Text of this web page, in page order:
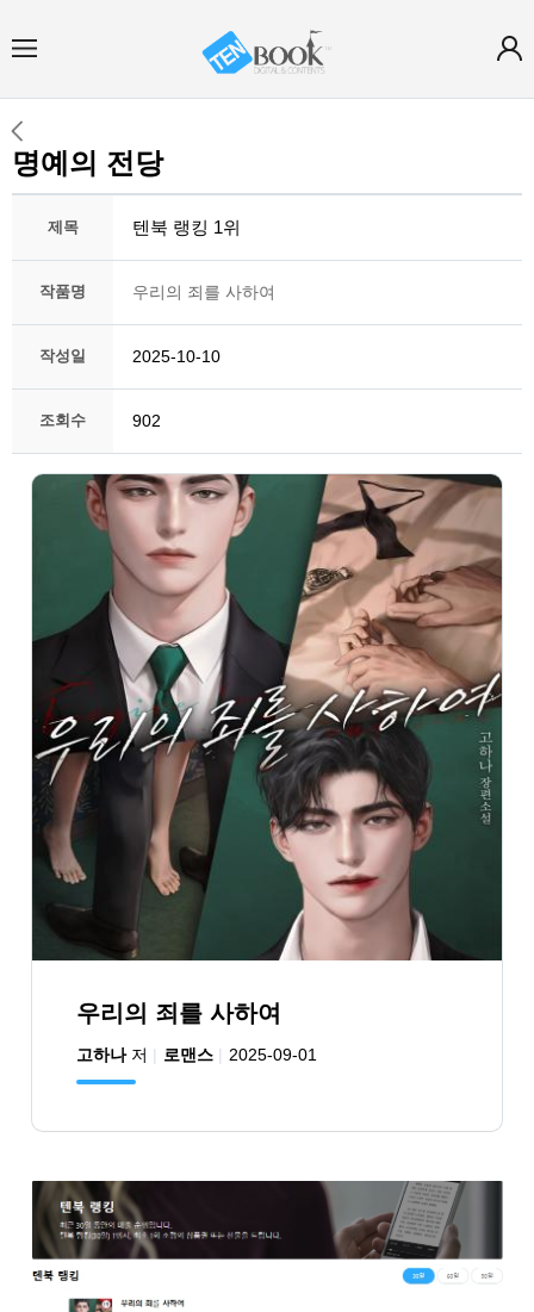
명예의 전당
제목 텐북 랭킹 1위
작품명 우리의 죄를 사하여
작성일 2025-10-10
조회수 902
우리의 죄를 사하여
고하나저 로맨스 2025-09-01